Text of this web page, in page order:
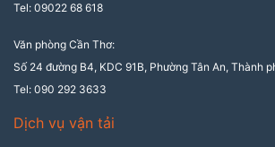
Tel: 09022 68 618
Văn phòng Cần Thơ:
Số 24 đường B4, KDC 91B, Phường Tân An, Thành
Tel: 090 292 3633
Dịch vụ vận tải